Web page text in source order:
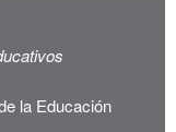
la Educación